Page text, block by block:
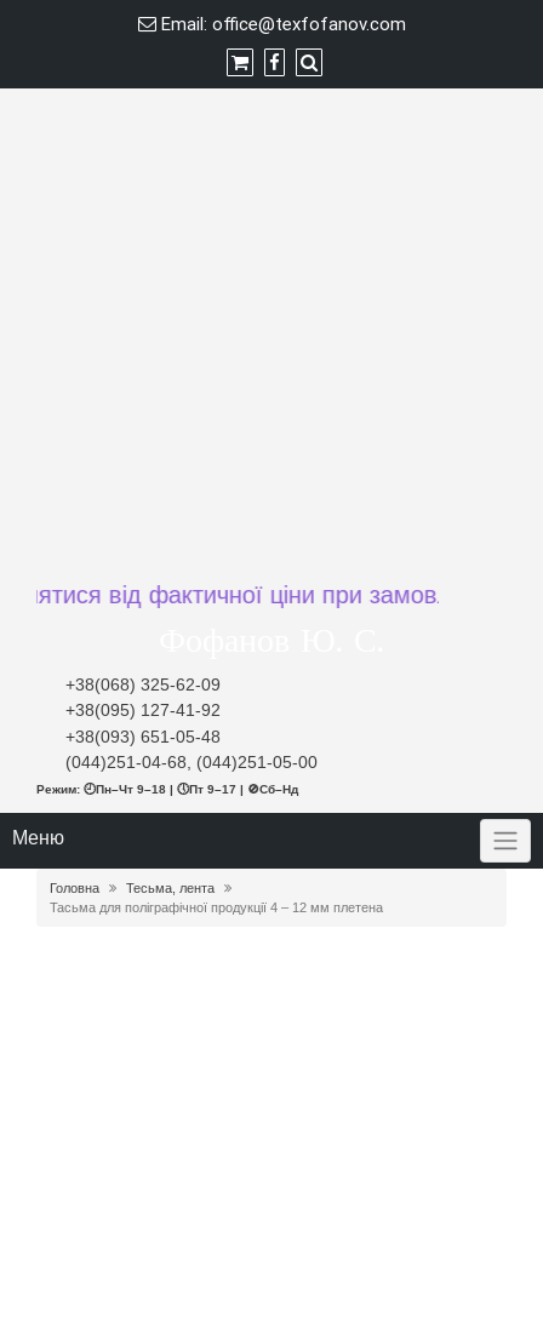
Email: office@texfofanov.com
від фактичної ціни при замовленні
+38(068) 325-62-09
+38(095) 127-41-92
+38(093) 651-05-48
(044)251-04-68, (044)251-05-00
Режим: 🕘Пн–Чт 9–18 | 🕔Пт 9–17 | 🚫Сб–Нд
Меню
Головна
Тесьма, лента
Тасьма для поліграфічної продукції 4 – 12 мм плетена